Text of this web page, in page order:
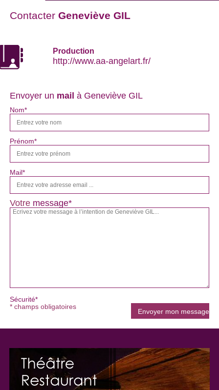
Contacter Geneviève GIL
Production
http://www.aa-angelart.fr/
Envoyer un mail à Geneviève GIL
Nom*
Prénom*
Mail*
Votre message*
Sécurité*
* champs obligatoires